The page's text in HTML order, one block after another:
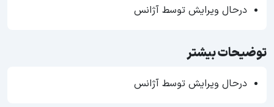
درحال ویرایش توسط آژانس
توضیحات بیشتر
درحال ویرایش توسط آژانس